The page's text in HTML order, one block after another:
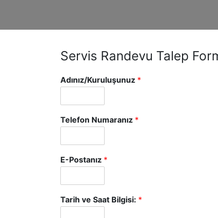
Servis Randevu Talep
Adınız/Kuruluşunuz *
Telefon Numaranız *
E-Postanız *
Tarih ve Saat Bilgisi: *